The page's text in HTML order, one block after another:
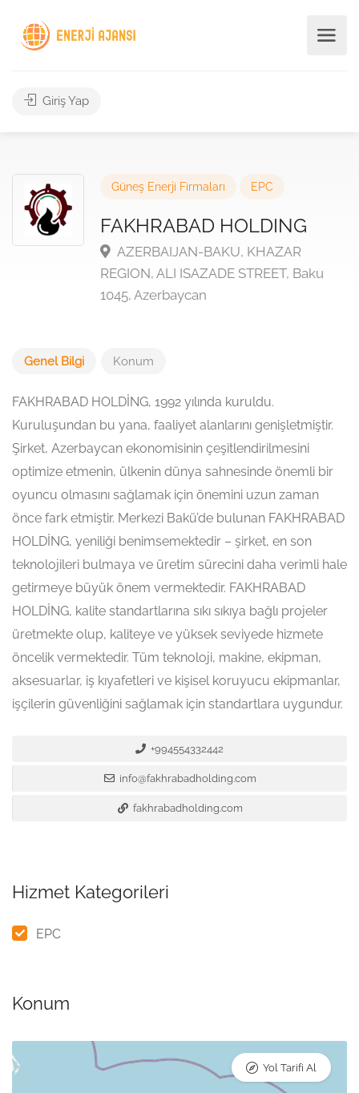
Giriş Yap
Güneş Enerji Firmaları EPC
FAKHRABAD HOLDING
AZERBAIJAN-BAKU, KHAZAR
REGION, ALI ISAZADE STREET, Baku
1045, Azerbaycan
Genel Bilgi Konum
FAKHRABAD HOLDİNG, 1992 yılında kuruldu.
Kuruluşundan bu yana, faaliyet alanlarını genişletmiştir.
Şirket, Azerbaycan ekonomisinin çeşitlendirilmesini
optimize etmenin, ülkenin dünya sahnesinde önemli bir
oyuncu olmasını sağlamak için önemini uzun zaman
önce fark etmiştir. Merkezi Bakü’de bulunan FAKHRABAD
HOLDİNG, yeniliği benimsemektedir – şirket, en son
teknolojileri bulmaya ve üretim sürecini daha verimli hale
getirmeye büyük önem vermektedir. FAKHRABAD
HOLDİNG, kalite standartlarına sıkı sıkıya bağlı projeler
üretmekte olup, kaliteye ve yüksek seviyede hizmete
öncelik vermektedir. Tüm teknoloji, makine, ekipman,
aksesuarlar, iş kıyafetleri ve kişisel koruyucu ekipmanlar,
işçilerin güvenliğini sağlamak için standartlara uygundur.
+994554332442
info@fakhrabadholding.com
fakhrabadholding.com
Hizmet Kategorileri
EPC
Konum
Yol Tarifi Al